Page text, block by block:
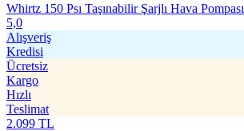
Whirtz 150 Psı Taşınabilir Şarjlı Hava Pompası
5,0
Alışveriş
Kredisi
Ücretsiz
Kargo
Hızlı
Teslimat
2.099 TL